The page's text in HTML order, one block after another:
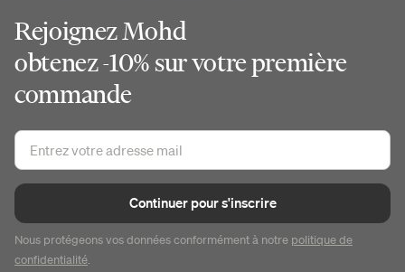
Rejoignez Mohd
obtenez -10% sur votre première
commande
Continuer pour s'inscrire
Nous protégeons vos données conformément à notre politique de
confidentialité.